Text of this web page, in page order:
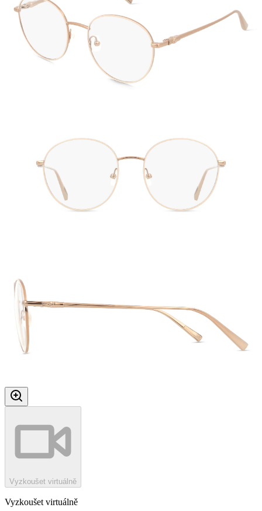
Vyzkoušet virtuálně
Vyzkoušet virtuálně